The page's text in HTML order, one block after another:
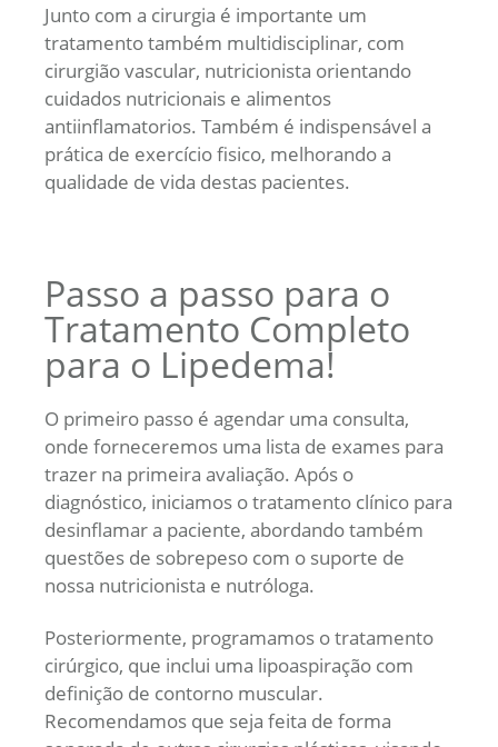
Junto com a cirurgia é importante um
tratamento também multidisciplinar, com
cirurgião vascular, nutricionista orientando
cuidados nutricionais e alimentos
antiinflamatorios. Também é indispensável a
prática de exercício fisico, melhorando a
qualidade de vida destas pacientes.
Passo a passo para o
Tratamento Completo
para o Lipedema!
O primeiro passo é agendar uma consulta,
onde forneceremos uma lista de exames para
trazer na primeira avaliação. Após o
diagnóstico, iniciamos o tratamento clínico para
desinflamar a paciente, abordando também
questões de sobrepeso com o suporte de
nossa nutricionista e nutróloga.
Posteriormente, programamos o tratamento
cirúrgico, que inclui uma lipoaspiração com
definição de contorno muscular.
Recomendamos que seja feita de forma